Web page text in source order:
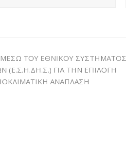
ΜΕΣΩ ΤΟΥ ΕΘΝΙΚΟΥ ΣΥΣΤΗΜΑΤΟΣ
ΓΙΑ ΤΗΝ ΕΠΙΛΟΓΗ
ΑΝΑΠΛΑΣΗ